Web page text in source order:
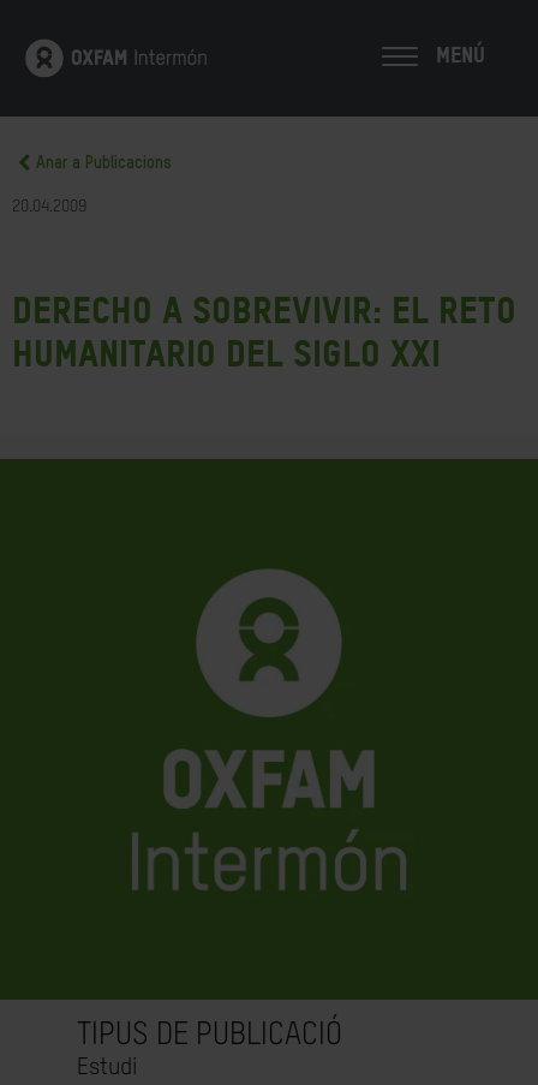
MENÚ
Anar a Publicacions
20.04.2009
Derecho a sobrevivir: El reto
humanitario del siglo XXI
TIPUS DE PUBLICACIÓ
Estudi